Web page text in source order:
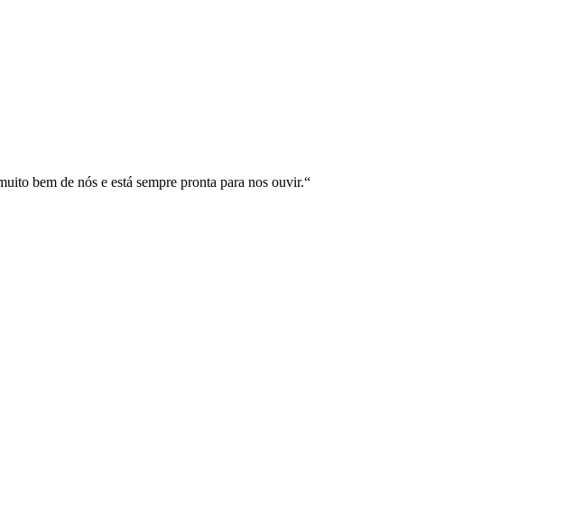
bem de nós e está sempre pronta para nos ouvir.“